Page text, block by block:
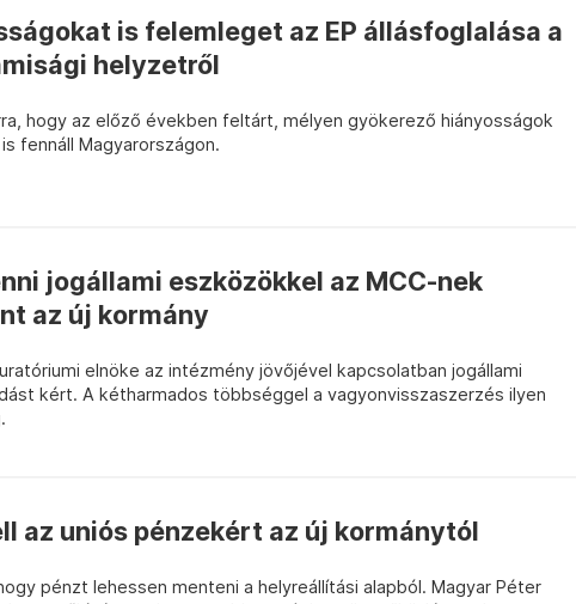
is felemleget az EP állásfoglalása a
helyzetről
hogy az előző években feltárt, mélyen gyökerező hiányosságok
fennáll Magyarországon.
jogállami eszközökkel az MCC-nek
az új kormány
elnöke az intézmény jövőjével kapcsolatban jogállami
kért. A kétharmados többséggel a vagyonvisszaszerzés ilyen
az uniós pénzekért az új kormánytól
pénzt lehessen menteni a helyreállítási alapból. Magyar Péter